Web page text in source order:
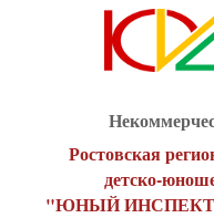
Ростовская
детско-
"ЮНЫЙ